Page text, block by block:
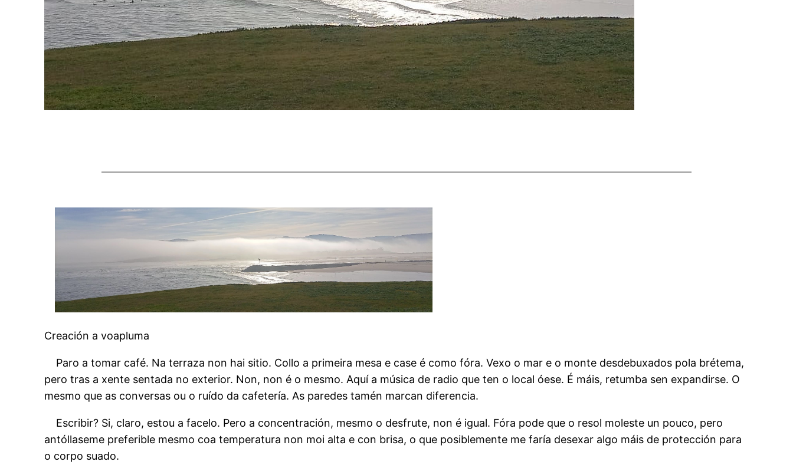
Creación a voapluma
Paro a tomar café. Na terraza non hai sitio. Collo a primeira mesa e case é como fóra. Vexo o mar e o monte desdebuxados pola brétema,
pero tras a xente sentada no exterior. Non, non é o mesmo. Aquí a música de radio que ten o local óese. É máis, retumba sen expandirse. O
mesmo que as conversas ou o ruído da cafetería. As paredes tamén marcan diferencia.
Escribir? Si, claro, estou a facelo. Pero a concentración, mesmo o desfrute, non é igual. Fóra pode que o resol moleste un pouco, pero
antóllaseme preferible mesmo coa temperatura non moi alta e con brisa, o que posiblemente me faría desexar algo máis de protección para
o corpo suado.